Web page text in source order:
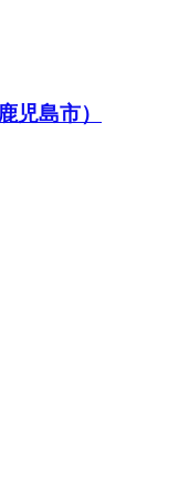
児島市）